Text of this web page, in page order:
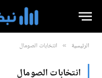
الرئيسية » انتخابات الصومال
انتخابات الصومال